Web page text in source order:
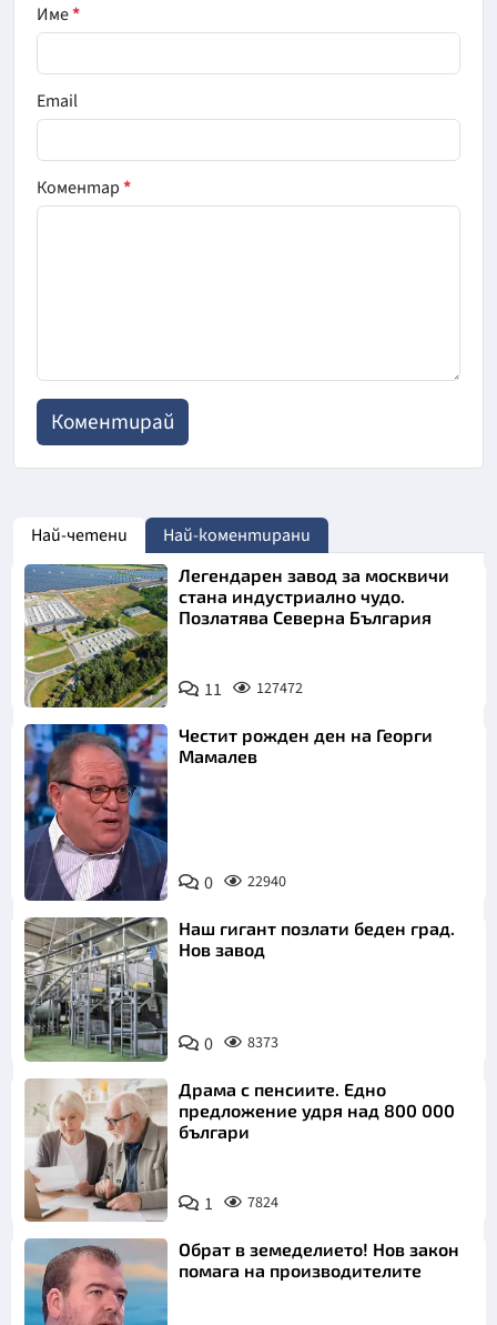
Име*
Email
Коментар*
Най-четени Най-коментирани
Легендарен завод за москвичи
стана индустриално чудо.
Позлатява Северна България
11 127472
Снимка: БНТ
Честит рожден ден на Георги
Мамалев
0 22940
Наш гигант позлати беден град.
Нов завод
0 8373
Драма с пенсиите. Едно
предложение удря над 800 000
българи
1 7824
Обрат в земеделието! Нов закон
помага на производителите